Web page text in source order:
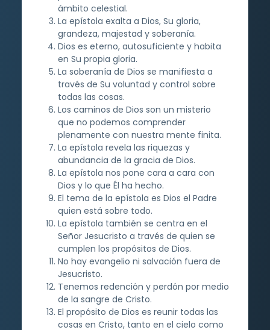
ámbito celestial.
La epístola exalta a Dios, Su gloria,
grandeza, majestad y soberanía.
Dios es eterno, autosuficiente y habita
en Su propia gloria.
La soberanía de Dios se manifiesta a
través de Su voluntad y control sobre
todas las cosas.
Los caminos de Dios son un misterio
que no podemos comprender
plenamente con nuestra mente finita.
La epístola revela las riquezas y
abundancia de la gracia de Dios.
La epístola nos pone cara a cara con
Dios y lo que Él ha hecho.
El tema de la epístola es Dios el Padre
quien está sobre todo.
La epístola también se centra en el
Señor Jesucristo a través de quien se
cumplen los propósitos de Dios.
No hay evangelio ni salvación fuera de
Jesucristo.
Tenemos redención y perdón por medio
de la sangre de Cristo.
El propósito de Dios es reunir todas las
cosas en Cristo, tanto en el cielo como